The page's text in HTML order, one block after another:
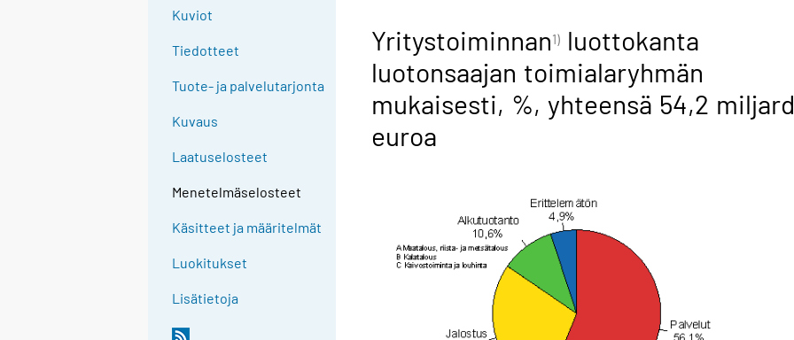
Kuviot
Tiedotteet
Tuote- ja palvelutarjonta
Kuvaus
Laatuselosteet
Menetelmäselosteet
Käsitteet ja määritelmät
Luokitukset
Lisätietoja
Yritystoiminnan1) luottokanta
luotonsaajan toimialaryhmän
mukaisesti, %, yhteensä 54,2
euroa